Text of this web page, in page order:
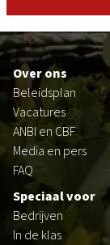
Footer
Over ons
Beleidsplan
Vacatures
ANBI en CBF
Media en pers
FAQ
Speciaal voor
Bedrijven
In de klas